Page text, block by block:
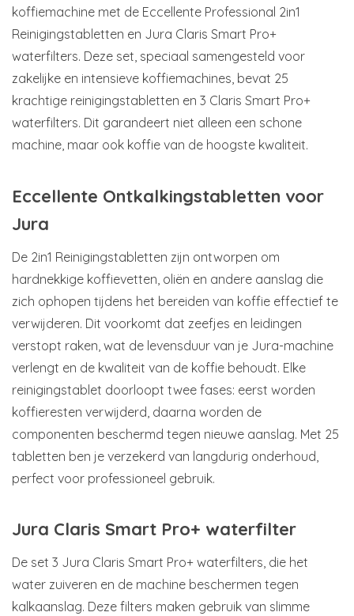
koffiemachine met de Eccellente Professional 2in1
Reinigingstabletten en Jura Claris Smart Pro+
waterfilters. Deze set, speciaal samengesteld voor
zakelijke en intensieve koffiemachines, bevat 25
krachtige reinigingstabletten en 3 Claris Smart Pro+
waterfilters. Dit garandeert niet alleen een schone
machine, maar ook koffie van de hoogste kwaliteit.
Eccellente Ontkalkingstabletten voor
Jura
De 2in1 Reinigingstabletten zijn ontworpen om
hardnekkige koffievetten, oliën en andere aanslag die
zich ophopen tijdens het bereiden van koffie effectief te
verwijderen. Dit voorkomt dat zeefjes en leidingen
verstopt raken, wat de levensduur van je Jura-machine
verlengt en de kwaliteit van de koffie behoudt. Elke
reinigingstablet doorloopt twee fases: eerst worden
koffieresten verwijderd, daarna worden de
componenten beschermd tegen nieuwe aanslag. Met 25
tabletten ben je verzekerd van langdurig onderhoud,
perfect voor professioneel gebruik.
Jura Claris Smart Pro+ waterfilter
De set 3 Jura Claris Smart Pro+ waterfilters, die het
water zuiveren en de machine beschermen tegen
kalkaanslag. Deze filters maken gebruik van slimme